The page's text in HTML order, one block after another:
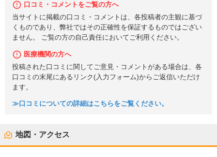
口コミ・コメントをご覧の方へ
当サイトに掲載の口コミ・コメントは、各投稿者の主観に基づ
くものであり、弊社ではその正確性を保証するものではござい
ません。 ご覧の方の自己責任においてご利用ください。
医療機関の方へ
投稿された口コミに関してご意見・コメントがある場合は、各
口コミの末尾にあるリンク(入力フォーム)からご返信いただけ
ます。
≫口コミについての詳細はこちらをご覧ください。
地図・アクセス